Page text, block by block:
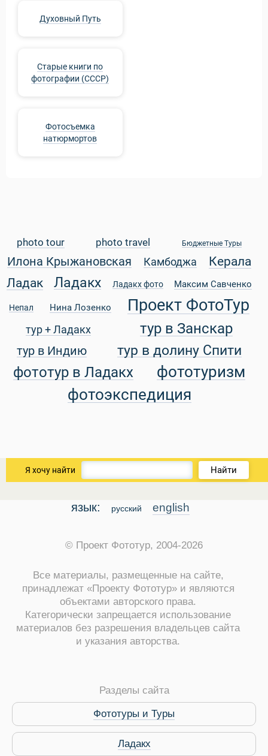
Духовный Путь
Старые книги по
фотографии (СССР)
Фотосъемка
натюрмортов
photo tour photo travel Бюджетные Туры
Илона Крыжановская Камбоджа
Керала
Ладак
Ладакх Ладакх фото Максим Савченко
Непал Нина Лозенко Проект ФотоТур
тур + Ладакх тур в Занскар
тур в Индию тур в долину Спити
фототур в Ладакх
фототуризм
фотоэкспедиция
Я хочу найти Найти
язык: русский english
© Проект Фототур, 2004-2026
Все материалы, размещенные на сайте,
принадлежат «Проекту Фототур» и являются
объектами авторского права.
Категорически запрещается использование
материалов без разрешения владельцев сайта
и указания авторства.
Разделы сайта
Фототуры и Туры
Ладакх